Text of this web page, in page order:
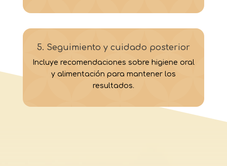
5. Seguimiento y cuidado posterior
Incluye recomendaciones sobre higiene oral
y alimentación para mantener los
resultados.